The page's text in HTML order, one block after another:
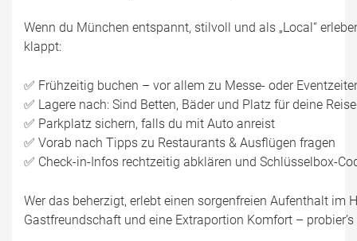
Wenn du München entspannt, stilvoll und als „Local“
klappt:
✅ Frühzeitig buchen – vor allem zu Messe- oder
✅ Lagere nach: Sind Betten, Bäder und Platz für deine
✅ Parkplatz sichern, falls du mit Auto anreist
✅ Vorab nach Tipps zu Restaurants & Ausflügen fragen
✅ Check-in-Infos rechtzeitig abklären und Schlüsselbox-
Wer das beherzigt, erlebt einen sorgenfreien Aufenthalt im
Gastfreundschaft und eine Extraportion Komfort – probier’s